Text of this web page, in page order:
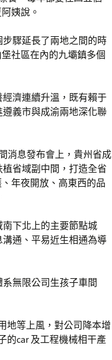
姨說。
驟延長了兩地之間的時
社區在內的九壩鎮多個
濟連續升溫，既有賴于
義市與成渝兩地深化聯
消息發布會上，貴州省成
省域副中間，打造全省
年夜開放、高東西的品
下北上的主要節點城
通、平易近生相通為導
無限公司生孩子車間
地等上風，對公司降本增
的car 及工程機械相干產